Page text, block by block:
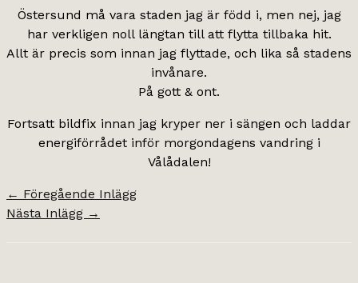
Östersund må vara staden jag är född i, men nej, jag
har verkligen noll längtan till att flytta tillbaka hit.
Allt är precis som innan jag flyttade, och lika så stadens
invånare.
På gott & ont.
Fortsatt bildfix innan jag kryper ner i sängen och laddar
energiförrådet inför morgondagens vandring i
Vålådalen!
← Föregående Inlägg
Nästa Inlägg →